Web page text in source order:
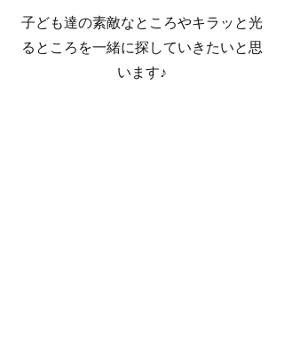
子ども達の素敵なところやキラッと光
るところを一緒に探していきたいと思
います♪